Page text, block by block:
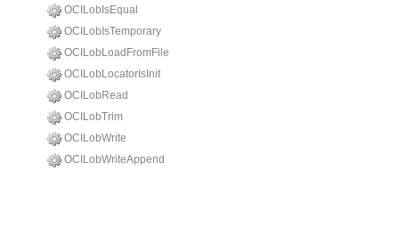
OCILobIsEqual
OCILobIsTemporary
OCILobLoadFromFile
OCILobLocatorIsInit
OCILobRead
OCILobTrim
OCILobWrite
OCILobWriteAppend